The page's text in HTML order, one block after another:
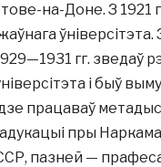
на-Доне. З 1921
ўніверсітэта.
гг. зведаў
і быў
працаваў
пры
пазней —